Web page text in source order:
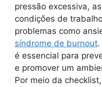
pressão excessiva,
condições de
problemas como
síndrome de burnout
é essencial para
e promover um
Por meio da